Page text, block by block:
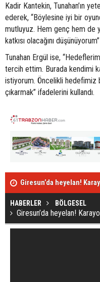
Kadir Kantekin, Tunahan’ın
ederek, “Böylesine iyi bir
mutluyuz. Hem genç hem de
katkısı olacağını
Tunahan Ergül ise,
tercih ettim. Burada kendimi
istiyorum. Öncelikli hedefimiz
çıkarmak” ifadelerini kullandı.
Giresun’da heyelan!
HABERLER BÖLGESEL
Giresun’da heyelan!